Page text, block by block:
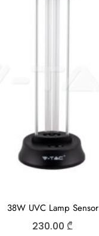
38W UVC Lamp Sensor
230.00 ₾